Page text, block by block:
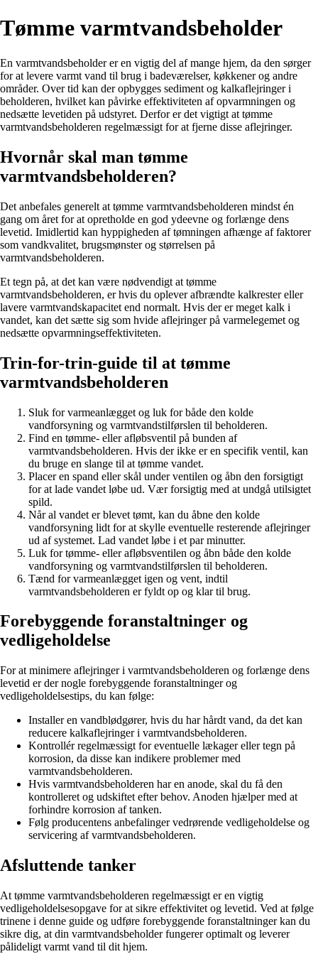
Tømme varmtvandsbeholder
En varmtvandsbeholder er en vigtig del af mange hjem, da den sørger
for at levere varmt vand til brug i badeværelser, køkkener og andre
områder. Over tid kan der opbygges sediment og kalkaflejringer i
beholderen, hvilket kan påvirke effektiviteten af opvarmningen og
nedsætte levetiden på udstyret. Derfor er det vigtigt at tømme
varmtvandsbeholderen regelmæssigt for at fjerne disse aflejringer.
Hvornår skal man tømme
varmtvandsbeholderen?
Det anbefales generelt at tømme varmtvandsbeholderen mindst én
gang om året for at opretholde en god ydeevne og forlænge dens
levetid. Imidlertid kan hyppigheden af tømningen afhænge af faktorer
som vandkvalitet, brugsmønster og størrelsen på
varmtvandsbeholderen.
Et tegn på, at det kan være nødvendigt at tømme
varmtvandsbeholderen, er hvis du oplever afbrændte kalkrester eller
lavere varmtvandskapacitet end normalt. Hvis der er meget kalk i
vandet, kan det sætte sig som hvide aflejringer på varmelegemet og
nedsætte opvarmningseffektiviteten.
Trin-for-trin-guide til at tømme
varmtvandsbeholderen
Sluk for varmeanlægget og luk for både den kolde
vandforsyning og varmtvandstilførslen til beholderen.
Find en tømme- eller afløbsventil på bunden af
varmtvandsbeholderen. Hvis der ikke er en specifik ventil, kan
du bruge en slange til at tømme vandet.
Placer en spand eller skål under ventilen og åbn den forsigtigt
for at lade vandet løbe ud. Vær forsigtig med at undgå utilsigtet
spild.
Når al vandet er blevet tømt, kan du åbne den kolde
vandforsyning lidt for at skylle eventuelle resterende aflejringer
ud af systemet. Lad vandet løbe i et par minutter.
Luk for tømme- eller afløbsventilen og åbn både den kolde
vandforsyning og varmtvandstilførslen til beholderen.
Tænd for varmeanlægget igen og vent, indtil
varmtvandsbeholderen er fyldt op og klar til brug.
Forebyggende foranstaltninger og
vedligeholdelse
For at minimere aflejringer i varmtvandsbeholderen og forlænge dens
levetid er der nogle forebyggende foranstaltninger og
vedligeholdelsestips, du kan følge:
Installer en vandblødgører, hvis du har hårdt vand, da det kan
reducere kalkaflejringer i varmtvandsbeholderen.
Kontrollér regelmæssigt for eventuelle lækager eller tegn på
korrosion, da disse kan indikere problemer med
varmtvandsbeholderen.
Hvis varmtvandsbeholderen har en anode, skal du få den
kontrolleret og udskiftet efter behov. Anoden hjælper med at
forhindre korrosion af tanken.
Følg producentens anbefalinger vedrørende vedligeholdelse og
servicering af varmtvandsbeholderen.
Afsluttende tanker
At tømme varmtvandsbeholderen regelmæssigt er en vigtig
vedligeholdelsesopgave for at sikre effektivitet og levetid. Ved at følge
trinene i denne guide og udføre forebyggende foranstaltninger kan du
sikre dig, at din varmtvandsbeholder fungerer optimalt og leverer
pålideligt varmt vand til dit hjem.